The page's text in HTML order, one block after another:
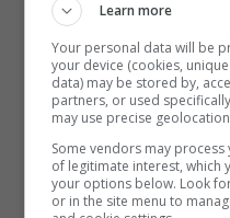
Masakrat Në Kosovë
Learn more
Your personal data will be
your device (cookies,
data) may be stored by,
partners, or used
may use precise
Some vendors may
of legitimate interest, which
your options below. Look
or in the site menu to